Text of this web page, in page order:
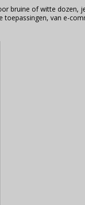
bruine of witte dozen,
van e-